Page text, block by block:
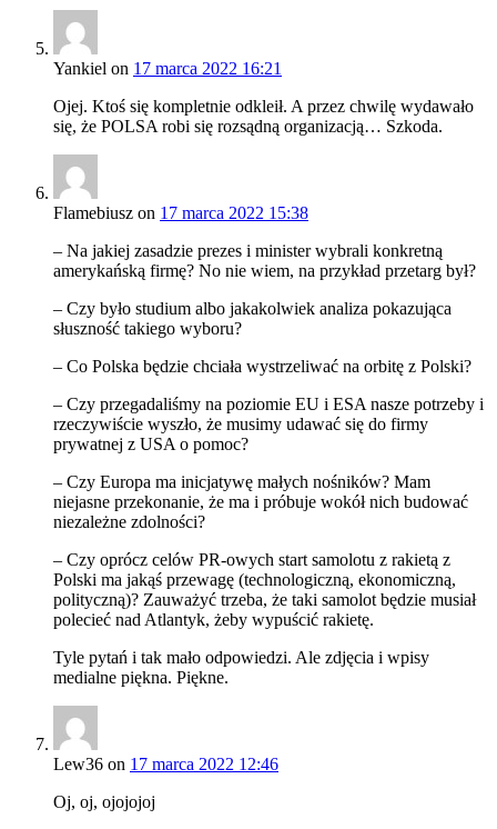
Yankiel on 17 marca 2022 16:21
Ojej. Ktoś się kompletnie odkleił. A przez chwilę wydawało
się, że POLSA robi się rozsądną organizacją… Szkoda.
Flamebiusz on 17 marca 2022 15:38
– Na jakiej zasadzie prezes i minister wybrali konkretną
amerykańską firmę? No nie wiem, na przykład przetarg był?
– Czy było studium albo jakakolwiek analiza pokazująca
słuszność takiego wyboru?
– Co Polska będzie chciała wystrzeliwać na orbitę z Polski?
– Czy przegadaliśmy na poziomie EU i ESA nasze potrzeby i
rzeczywiście wyszło, że musimy udawać się do firmy
prywatnej z USA o pomoc?
– Czy Europa ma inicjatywę małych nośników? Mam
niejasne przekonanie, że ma i próbuje wokół nich budować
niezależne zdolności?
– Czy oprócz celów PR-owych start samolotu z rakietą z
Polski ma jakąś przewagę (technologiczną, ekonomiczną,
polityczną)? Zauważyć trzeba, że taki samolot będzie musiał
polecieć nad Atlantyk, żeby wypuścić rakietę.
Tyle pytań i tak mało odpowiedzi. Ale zdjęcia i wpisy
medialne piękna. Piękne.
Lew36 on 17 marca 2022 12:46
Oj, oj, ojojojoj